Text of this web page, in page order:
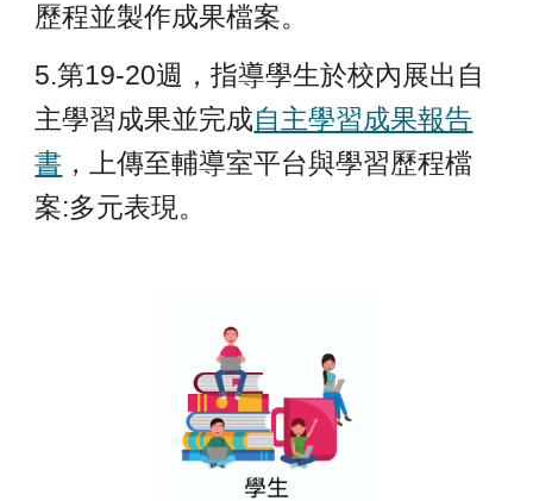
歷程並製作成果檔案。
5.第19-20週，指導學生於校內展出自
主學習成果並完成自主學習成果報告
書 ，上傳至輔導室平台與學習歷程檔
案:多元表現。